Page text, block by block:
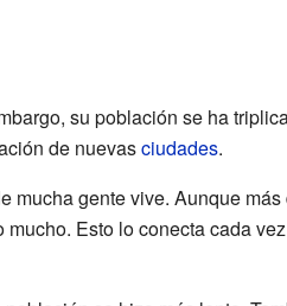
su población se ha
de nuevasciudades.
mucha gente vive. Aunque
Esto lo conecta cada